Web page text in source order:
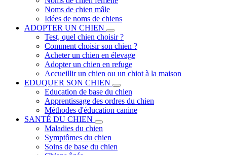
Noms de chien mâle
Idées de noms de chiens
ADOPTER UN CHIEN
Test, quel chien choisir ?
Comment choisir son chien ?
Acheter un chien en élevage
Adopter un chien en refuge
Accueillir un chien ou un chiot à la maison
EDUQUER SON CHIEN
Education de base du chien
Apprentissage des ordres du chien
Méthodes d'éducation canine
SANTÉ DU CHIEN
Maladies du chien
Symptômes du chien
Soins de base du chien